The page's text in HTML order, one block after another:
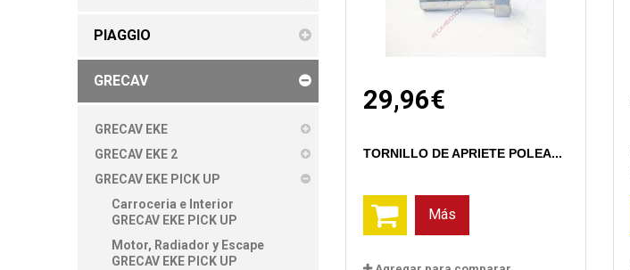
PIAGGIO
GRECAV
GRECAV EKE
GRECAV EKE 2
GRECAV EKE PICK UP
Carroceria e Interior
GRECAV EKE PICK UP
Motor, Radiador y Escape
GRECAV EKE PICK UP
29,96€
TORNILLO DE APRIETE POLEA...
Más